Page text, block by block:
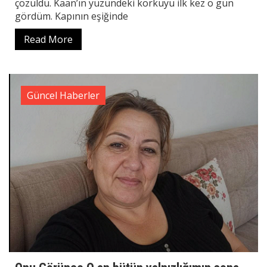
çözüldü. Kaan’ın yüzündeki korkuyu ilk kez o gün
gördüm. Kapının eşiğinde
Read More
Güncel Haberler